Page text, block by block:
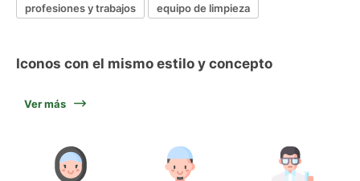
profesiones y trabajos
equipo de limpieza
Iconos con el mismo estilo y concepto
Ver más